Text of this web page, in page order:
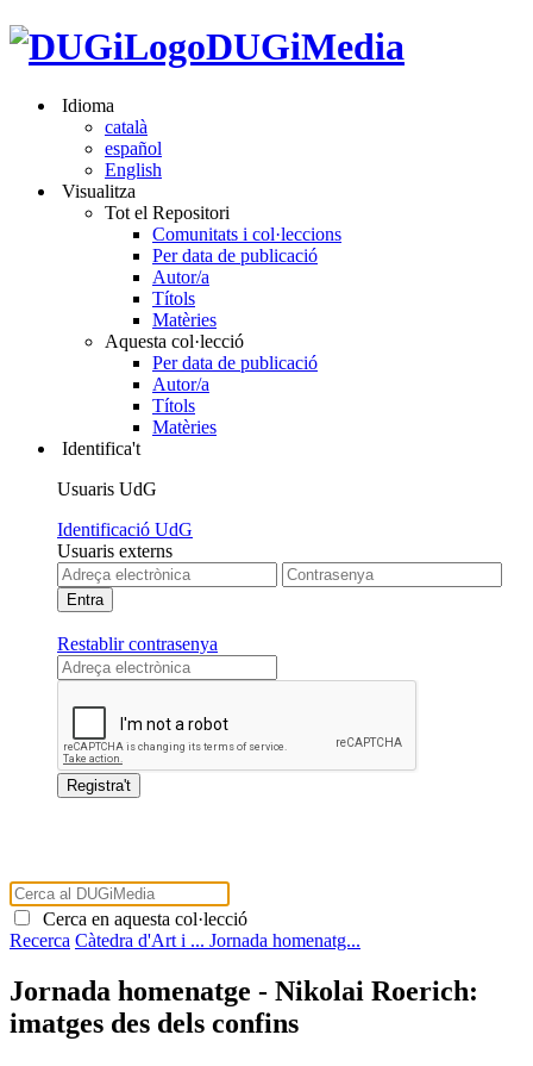
DUGiMedia
Idioma
català
español
English
Visualitza
Tot el Repositori
Comunitats i col·leccions
Per data de publicació
Autor/a
Títols
Matèries
Aquesta col·lecció
Per data de publicació
Autor/a
Títols
Matèries
Identifica't
Usuaris UdG
Identificació UdG
Usuaris externs
Restablir contrasenya
Cerca en aquesta col·lecció
Recerca Càtedra d'Art i ... Jornada homenatg...
Jornada homenatge - Nikolai Roerich:
imatges des dels confins